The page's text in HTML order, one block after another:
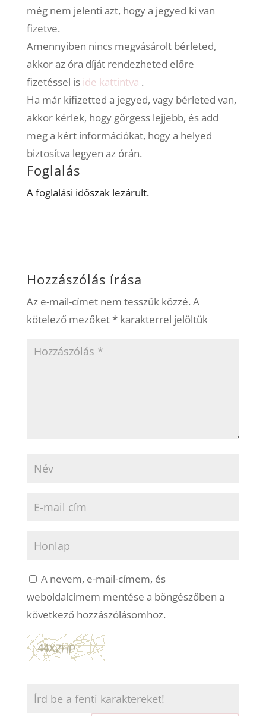
még nem jelenti azt, hogy a jegyed ki van
fizetve.
Amennyiben nincs megvásárolt bérleted,
akkor az óra díját rendezheted előre
fizetéssel is ide kattintva .
Ha már kifizetted a jegyed, vagy bérleted van,
akkor kérlek, hogy görgess lejjebb, és add
meg a kért információkat, hogy a helyed
biztosítva legyen az órán.
Foglalás
A foglalási időszak lezárult.
Hozzászólás írása
Az e-mail-címet nem tesszük közzé. A
kötelező mezőket*karakterrel jelöltük
A nevem, e-mail-címem, és
weboldalcímem mentése a böngészőben a
következő hozzászólásomhoz.